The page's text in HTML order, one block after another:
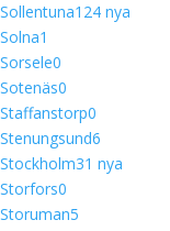
Sollentuna124 nya
Solna1
Sorsele0
Sotenäs0
Staffanstorp0
Stenungsund6
Stockholm31 nya
Storfors0
Storuman5